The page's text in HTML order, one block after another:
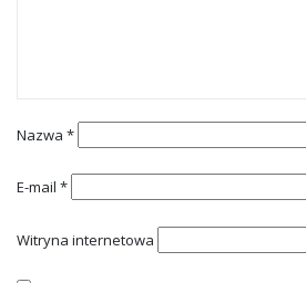
Nazwa *
E-mail *
Witryna internetowa